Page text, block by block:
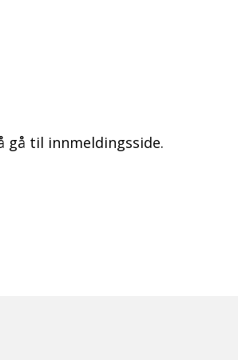
gå til innmeldingsside.